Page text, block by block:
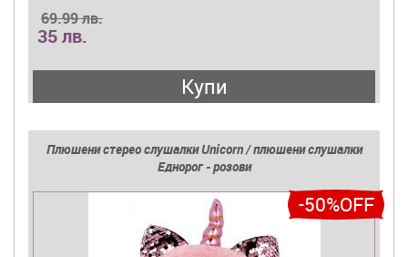
69.99 лв.
35 лв.
Купи
Плюшени стерео слушалки Unicorn / плюшени слушалки
Еднорог - розови
-50%OFF